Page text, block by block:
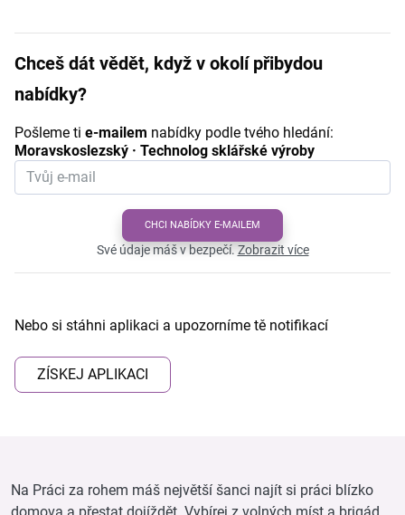
Chceš dát vědět, když v okolí přibydou
nabídky?
Pošleme ti e-mailem nabídky podle tvého hledání:
Moravskoslezský · Technolog sklářské výroby
CHCI NABÍDKY E-MAILEM
Své údaje máš v bezpečí.Zobrazit více
Nebo si stáhni aplikaci a upozorníme tě notifikací
ZÍSKEJ APLIKACI
Na Práci za rohem máš největší šanci najít si práci blízko
domova a přestat dojíždět. Vybírej z volných míst a brigád